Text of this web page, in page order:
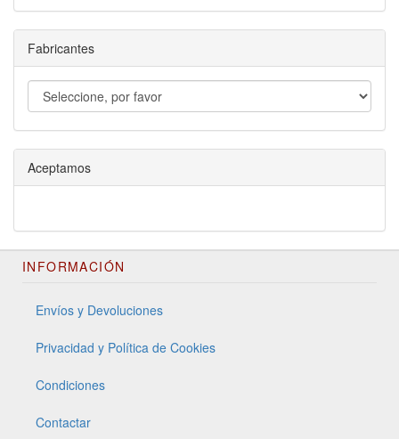
Fabricantes
Aceptamos
INFORMACIÓN
Envíos y Devoluciones
Privacidad y Política de Cookies
Condiciones
Contactar